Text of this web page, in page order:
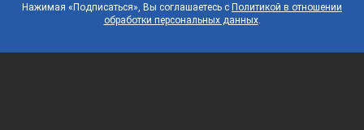
Нажимая «Подписаться», Вы соглашаетесь с Политикой в отношении
обработки персональных данных.